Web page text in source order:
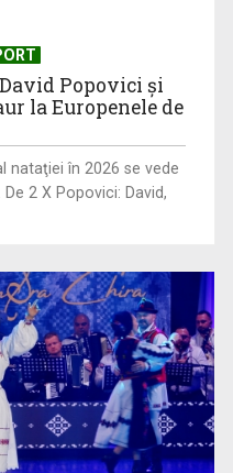
Popovici și
la Europenele de
nataţiei în 2026 se vede
2 X Popovici: David,